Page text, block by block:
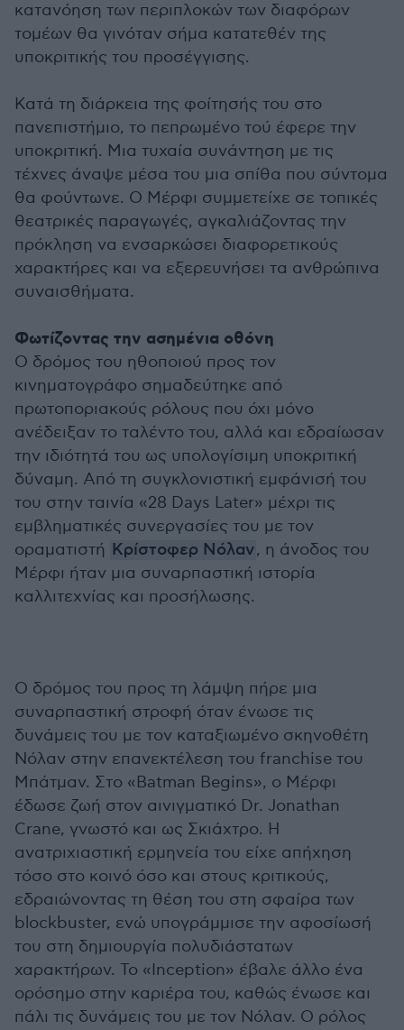
κατανόηση των περιπλοκών των διαφόρων
τομέων θα γινόταν σήμα κατατεθέν της
υποκριτικής του προσέγγισης.
Κατά τη διάρκεια της φοίτησής του στο
πανεπιστήμιο, το πεπρωμένο τού έφερε την
υποκριτική. Μια τυχαία συνάντηση με τις
τέχνες άναψε μέσα του μια σπίθα που σύντομα
θα φούντωνε. Ο Μέρφι συμμετείχε σε τοπικές
θεατρικές παραγωγές, αγκαλιάζοντας την
πρόκληση να ενσαρκώσει διαφορετικούς
χαρακτήρες και να εξερευνήσει τα ανθρώπινα
συναισθήματα.
Φωτίζοντας την ασημένια οθόνη
Ο δρόμος του ηθοποιού προς τον
κινηματογράφο σημαδεύτηκε από
πρωτοποριακούς ρόλους που όχι μόνο
ανέδειξαν το ταλέντο του, αλλά και εδραίωσαν
την ιδιότητά του ως υπολογίσιμη υποκριτική
δύναμη. Από τη συγκλονιστική εμφάνισή του
του στην ταινία «28 Days Later» μέχρι τις
εμβληματικές συνεργασίες του με τον
οραματιστή Κρίστοφερ Νόλαν, η άνοδος του
Μέρφι ήταν μια συναρπαστική ιστορία
καλλιτεχνίας και προσήλωσης.
Ο δρόμος του προς τη λάμψη πήρε μια
συναρπαστική στροφή όταν ένωσε τις
δυνάμεις του με τον καταξιωμένο σκηνοθέτη
Νόλαν στην επανεκτέλεση του franchise του
Μπάτμαν. Στο «Batman Begins», ο Μέρφι
έδωσε ζωή στον αινιγματικό Dr. Jonathan
Crane, γνωστό και ως Σκιάχτρο. Η
ανατριχιαστική ερμηνεία του είχε απήχηση
τόσο στο κοινό όσο και στους κριτικούς,
εδραιώνοντας τη θέση του στη σφαίρα των
blockbuster, ενώ υπογράμμισε την αφοσίωσή
του στη δημιουργία πολυδιάστατων
χαρακτήρων. Το «Inception» έβαλε άλλο ένα
ορόσημο στην καριέρα του, καθώς ένωσε και
πάλι τις δυνάμεις του με τον Νόλαν. Ο ρόλος